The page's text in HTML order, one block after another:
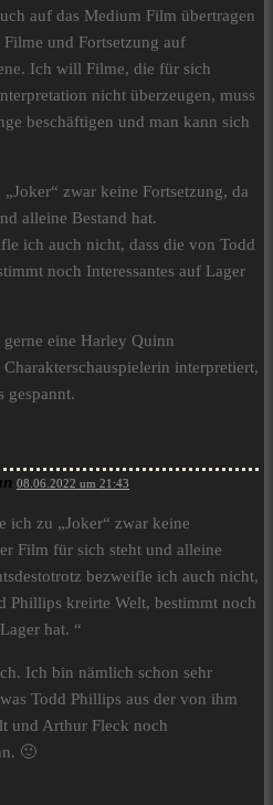
auf das Medium Film übertragen
und Fortsetzung auf
Ich will Filme, die für sich
nicht überzeugen, muss
beschäftigen und man kann sich
zwar keine Fortsetzung, da
alleine Bestand hat.
ich auch nicht, dass die von Todd
noch Interessantes auf Lager
eine Harley Quinn
interpretiert,
gespannt.
08.06.2022 um 21:43
ich zu „Joker“ zwar keine
Film für sich steht und alleine
bezweifle ich auch nicht,
Phillips kreirte Welt, bestimmt noch
hat. “
Ich bin nämlich schon sehr
Todd Phillips aus der von ihm
und Arthur Fleck noch
🙂